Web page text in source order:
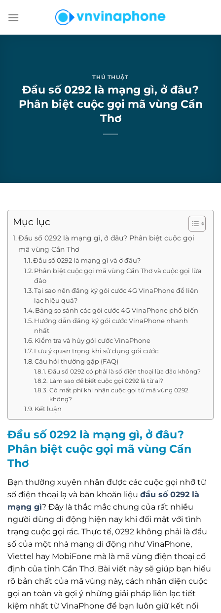
đến
THỦ THUẬT
Đầu số 0292 là mạng gì, ở đâu?
Phân biệt cuộc gọi mã vùng Cần
Thơ
Mục lục
Đầu số 0292 là mạng gì, ở đâu? Phân biệt cuộc gọi
mã vùng Cần Thơ
Đầu số 0292 là mạng gì và ở đâu?
Phân biệt cuộc gọi mã vùng Cần Thơ và cuộc gọi lừa
đảo
Tại sao nên đăng ký gói cước 4G VinaPhone để liên
lạc hiệu quả?
Bảng so sánh các gói cước 4G VinaPhone phổ biến
Hướng dẫn đăng ký gói cước VinaPhone nhanh
nhất
Kiểm tra và hủy gói cước VinaPhone
Lưu ý quan trọng khi sử dụng gói cước
Câu hỏi thường gặp (FAQ)
Đầu số 0292 có phải là số điện thoại lừa đảo không?
Làm sao để biết cuộc gọi 0292 là từ ai?
Có mất phí khi nhận cuộc gọi từ mã vùng 0292
không?
Kết luận
Đầu số 0292 là mạng gì, ở đâu?
Phân biệt cuộc gọi mã vùng Cần
Thơ
Bạn thường xuyên nhận được các cuộc gọi nhỡ từ
số điện thoại lạ và băn khoăn liệu đầu số 0292 là
mạng gì? Đây là thắc mắc chung của rất nhiều
người dùng di động hiện nay khi đối mặt với tình
trạng cuộc gọi rác. Thực tế, 0292 không phải là đầu
số của một nhà mạng di động như VinaPhone,
Viettel hay MobiFone mà là mã vùng điện thoại cố
định của tỉnh Cần Thơ. Bài viết này sẽ giúp bạn hiểu
rõ bản chất của mã vùng này, cách nhận diện cuộc
gọi an toàn và gợi ý những giải pháp liên lạc tiết
kiệm nhất từ VinaPhone để bạn luôn giữ kết nối